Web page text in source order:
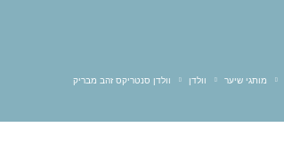
מותגי שיער וולדן וולדן סנטריקס זהב מבריק